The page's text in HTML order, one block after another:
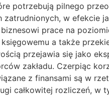
potrzebują pilnego
w
prace na
a także
przejawia się jako
zakładu. Czerpiąc
z finansami są w
całkowitej rozliczeń,